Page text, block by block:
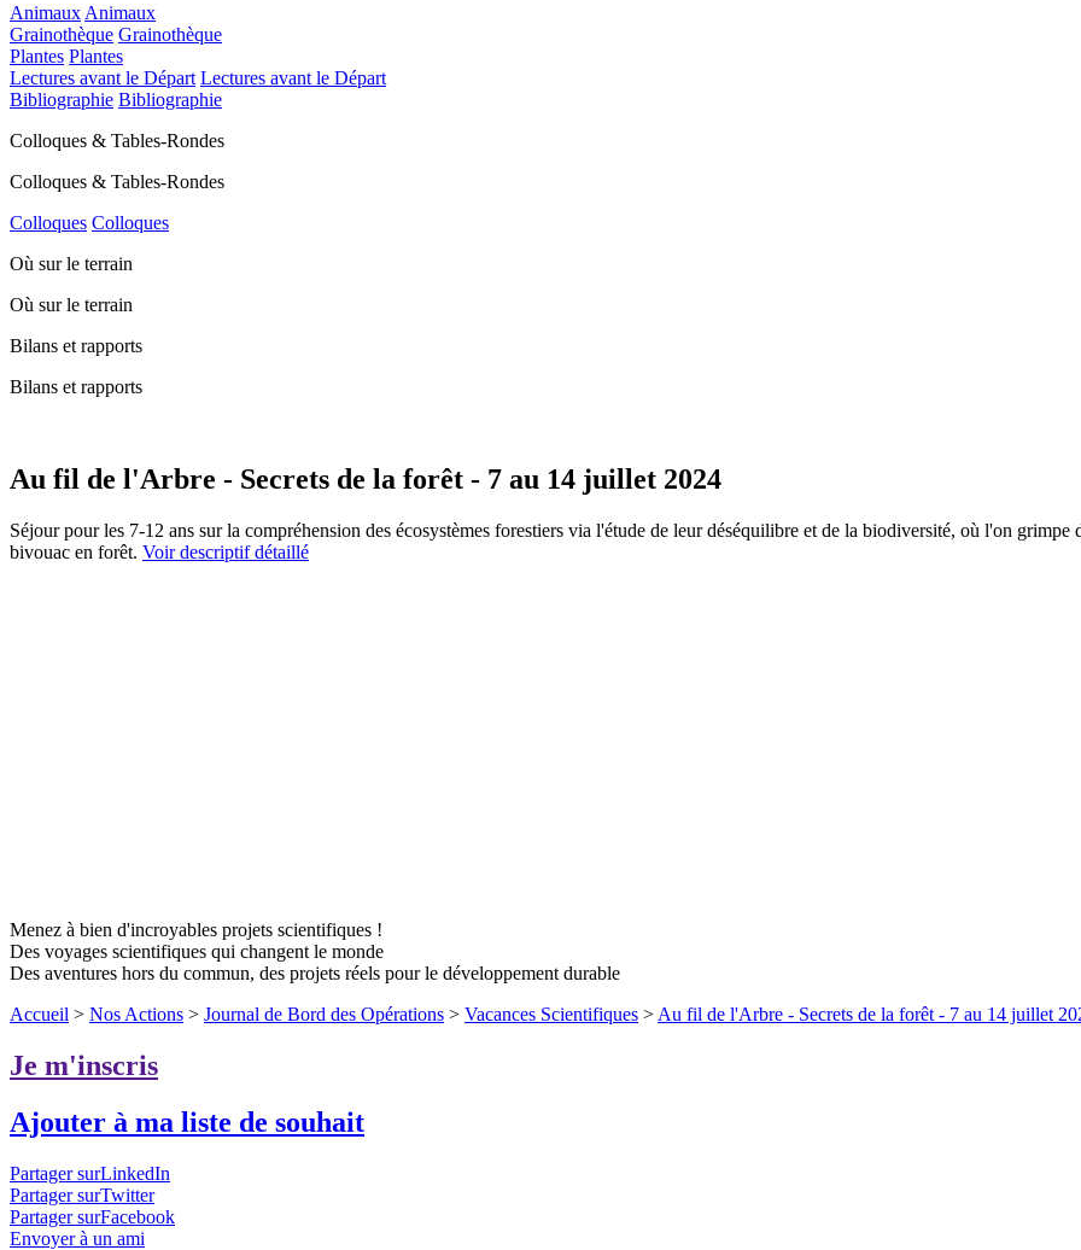
Animaux Animaux
Grainothèque Grainothèque
Plantes Plantes
Lectures avant le Départ Lectures avant le Départ
Bibliographie Bibliographie
Colloques & Tables-Rondes
Colloques & Tables-Rondes
Colloques Colloques
Où sur le terrain
Où sur le terrain
Bilans et rapports
Bilans et rapports
Au fil de l'Arbre - Secrets de la forêt - 7 au 14 juillet 2024
Séjour pour les 7-12 ans sur la compréhension des écosystèmes forestiers via l'étude de leur déséquilibre et de la biodiversité, où l'on grimpe
bivouac en forêt. Voir descriptif détaillé
Menez à bien d'incroyables projets scientifiques !
Des voyages scientifiques qui changent le monde
Des aventures hors du commun, des projets réels pour le développement durable
Accueil > Nos Actions > Journal de Bord des Opérations > Vacances Scientifiques > Au fil de l'Arbre - Secrets de la forêt - 7 au 14 juillet
Je m'inscris
Ajouter à ma liste de souhait
Partager surLinkedIn
Partager surTwitter
Partager surFacebook
Envoyer à un ami